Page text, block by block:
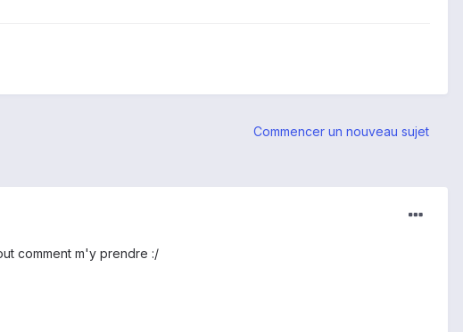
Commencer un nouveau sujet
comment m'y prendre :/